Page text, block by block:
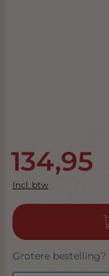
134,95
Incl. btw
Grotere bestelling?